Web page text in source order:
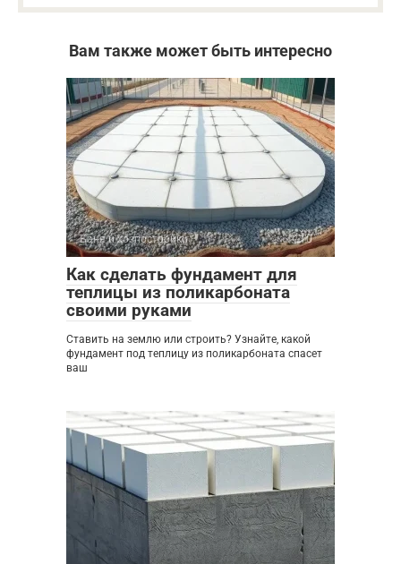
Вам также может быть интересно
Баня и хозпостройки 0
Как сделать фундамент для
теплицы из поликарбоната
своими руками
Ставить на землю или строить? Узнайте, какой
фундамент под теплицу из поликарбоната спасет
ваш